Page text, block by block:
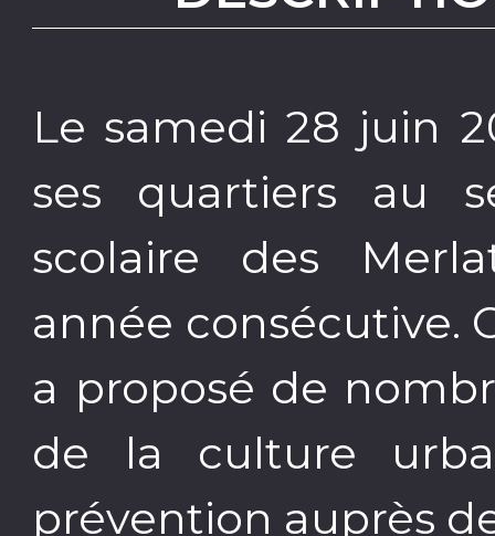
Le samedi 28 juin
ses quartiers au
scolaire des
année consécutive.
a proposé de
de la culture
prévention auprès